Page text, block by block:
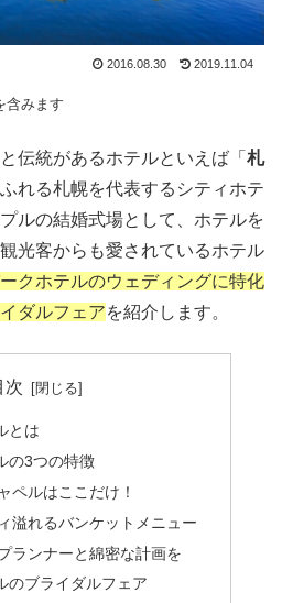
2016.08.30 2019.11.04
含みます
伝統があるホテルといえば「 札
れる札幌を代表するシティホテ
ルの結婚式場として、ホテルを
光客からも愛されているホテル
クホテルのウェディングに特化
ダルフェアを紹介します。
次
とは
の3つの特徴
ペルはここだけ！
溢れるバンケットメニュー
ランナーと綿密な計画を
のブライダルフェア